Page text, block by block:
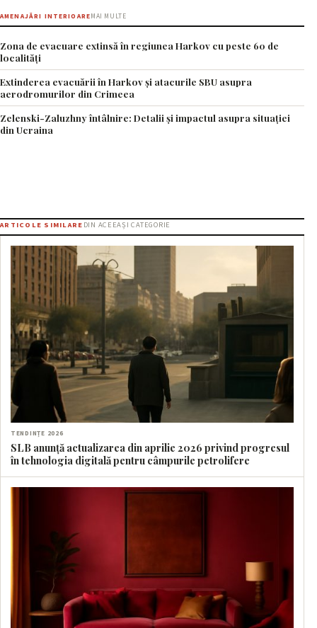
AMENAJĂRI INTERIOAREMAI MULTE
Zona de evacuare extinsă în regiunea Harkov cu peste 60 de
localități
Extinderea evacuării în Harkov și atacurile SBU asupra
aerodromurilor din Crimeea
Zelenski-Zaluzhny întâlnire: Detalii și impactul asupra situației
din Ucraina
ARTICOLE SIMILARE DIN ACEEAȘI CATEGORIE
TENDINȚE 2026
SLB anunță actualizarea din aprilie 2026 privind progresul
în tehnologia digitală pentru câmpurile petrolifere